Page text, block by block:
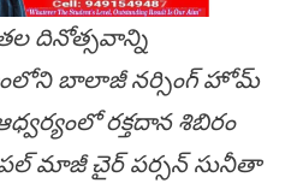
దినోత్సవాన్ని
బాలాజీ నర్సింగ్ హోమ్
రక్తదాన శిబిరం
మాజీ చైర్ పర్సన్ సునీతా